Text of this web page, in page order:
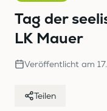
Tag der
LK Mauer
Veröffentlicht am
Teilen